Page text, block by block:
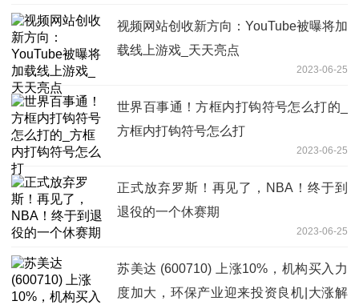
视频网站创收新方向：YouTube被曝将加
载线上游戏_天天亮点
2023-06-25
世界百事通！方框内打钩符号怎么打的_
方框内打钩符号怎么打
2023-06-25
正式放弃罗斯！再见了，NBA！终于到
退役的一个休赛期
2023-06-25
苏美达 (600710) 上涨10%，机构买入力
度加大，环保产业迎来投资良机|大涨解